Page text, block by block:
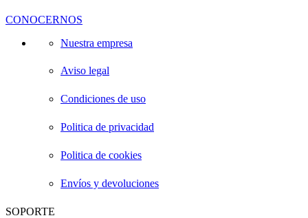
CONOCERNOS
Nuestra empresa
Aviso legal
Condiciones de uso
Politica de privacidad
Politica de cookies
Envíos y devoluciones
SOPORTE